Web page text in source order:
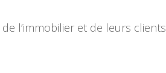
l’immobilier et de leurs clients